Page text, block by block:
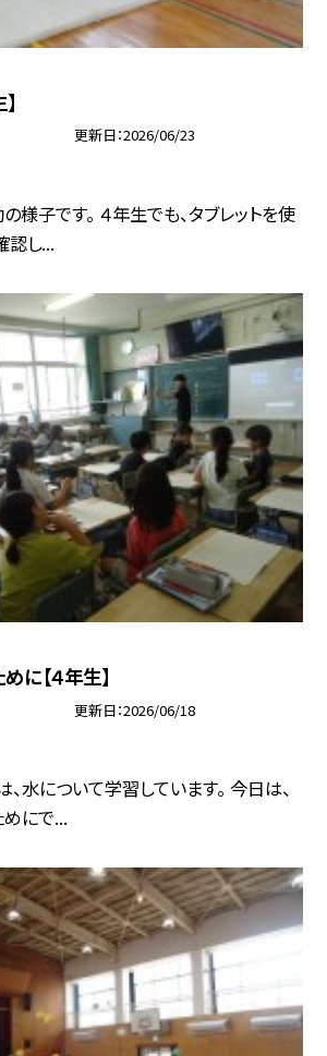
更新日 2026/06/23
様子です。 ４年生でも、タブレットを使
認し...
に【４年生】
更新日 2026/06/18
水について学習しています。 今日は、
めにで...